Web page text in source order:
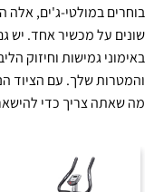
בוחרים במולטי-ג'ים, אלה
שונים על מכשיר אחד. יש גם
באימוני גמישות וחיזוק
והמטרות שלך. עם הציוד
מה שאתה צריך כדי